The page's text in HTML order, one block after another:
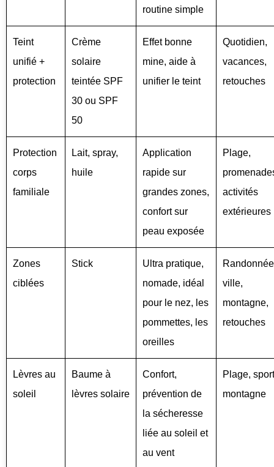
routine simple
Teint
unifié +
protection
Crème
solaire
teintée SPF
30 ou SPF
50
Effet bonne
mine, aide à
unifier le teint
Quotidien,
vacances,
retouches
Protection
corps
familiale
Lait, spray,
huile
Application
rapide sur
grandes zones,
confort sur
peau exposée
Plage,
activités
extérieures
Zones
ciblées
Stick
Ultra pratique,
nomade, idéal
pour le nez, les
pommettes, les
oreilles
ville,
montagne,
retouches
Lèvres au
soleil
Baume à
lèvres solaire
Confort,
prévention de
la sécheresse
liée au soleil et
au vent
Plage,
montagne